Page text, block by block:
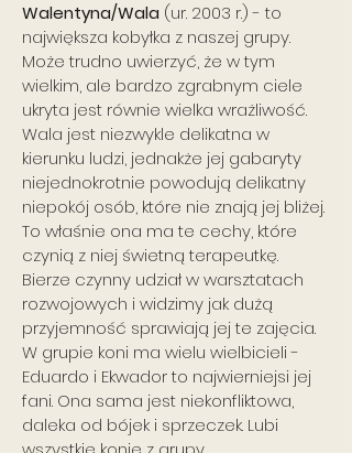
Walentyna/Wala (ur. 2003 r.) - to
największa kobyłka z naszej grupy.
Może trudno uwierzyć, że w tym
wielkim, ale bardzo zgrabnym ciele
ukryta jest równie wielka wrażliwość.
Wala jest niezwykle delikatna w
kierunku ludzi, jednakże jej gabaryty
niejednokrotnie powodują delikatny
niepokój osób, które nie znają jej bliżej.
To właśnie ona ma te cechy, które
czynią z niej świetną terapeutkę.
Bierze czynny udział w warsztatach
rozwojowych i widzimy jak dużą
przyjemność sprawiają jej te zajęcia.
W grupie koni ma wielu wielbicieli -
Eduardo i Ekwador to najwierniejsi jej
fani. Ona sama jest niekonfliktowa,
daleka od bójek i sprzeczek. Lubi